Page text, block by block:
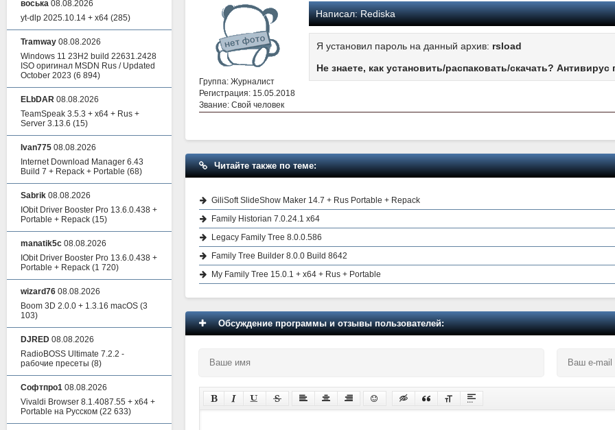
Группа: Журналист
Регистрация: 15.05.2018
Звание: Свой человек
Написал:Rediska
Я установил пароль на данный архив: rsload
Не знаете, как установить/распаковать/скачать?
Читайте также по теме:
GiliSoft SlideShow Maker 14.7 + Rus Portable + Repack
Family Historian 7.0.24.1 x64
Legacy Family Tree 8.0.0.586
Family Tree Builder 8.0.0 Build 8642
My Family Tree 15.0.1 + x64 + Rus + Portable
Обсуждение программы и отзывы пользователей:
воська 08.08.2026
yt-dlp 2025.10.14 + x64 (285)
Tramway 08.08.2026
Windows 11 23H2 build 22631.2428
ISO оригинал MSDN Rus / Updated
October 2023 (6 894)
ELbDAR 08.08.2026
TeamSpeak 3.5.3 + x64 + Rus +
Server 3.13.6 (15)
Ivan775 08.08.2026
Internet Download Manager 6.43
Build 7 + Repack + Portable (68)
Sabrik 08.08.2026
IObit Driver Booster Pro 13.6.0.438 +
Portable + Repack (15)
manatik5c 08.08.2026
IObit Driver Booster Pro 13.6.0.438 +
Portable + Repack (1 720)
wizard76 08.08.2026
Boom 3D 2.0.0 + 1.3.16 macOS (3
103)
DJRED 08.08.2026
RadioBOSS Ultimate 7.2.2 -
рабочие пресеты (8)
Софтпро1 08.08.2026
Vivaldi Browser 8.1.4087.55 + x64 +
Portable на Русском (22 633)